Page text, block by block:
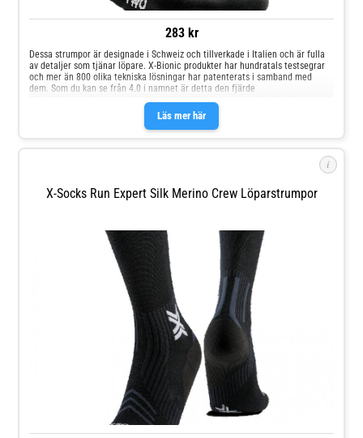
283 kr
Läs mer här
Dessa strumpor är designade i Schweiz och tillverkade i Italien och är fulla
av detaljer som tjänar löpare. X-Bionic produkter har hundratals testsegrar
och mer än 800 olika tekniska lösningar har patenterats i samband med
dem. Som du kan se från 4.0 i namnet är detta den fjärde
Nicholson akillessenskydd - Ventilationskanal: 3D-struktur och tekniskt
material möjliggör luftväxling - Suppronation bandage stöder fotens sunda
position och minskar belastningen på fotleden - 70% polyamid, 16%
i
X-Socks Run Expert Silk Merino Crew Löparstrumpor